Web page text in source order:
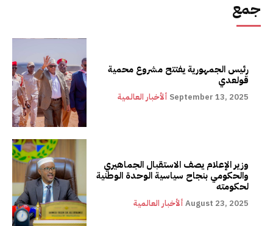
جمع
رئيس الجمهورية يفتتح مشروع محمية
قولعدي
ألأخبار العالمية September 13, 2025
وزير الإعلام يصف الاستقبال الجماهيري
والحكومي بنجاح سياسية الوحدة الوطنية
لحكومته
ألأخبار العالمية August 23, 2025